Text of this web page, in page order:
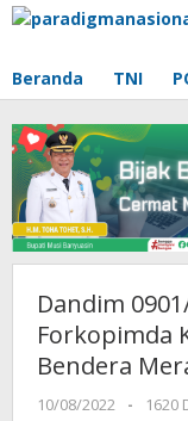
Lewati
Beranda TNI
Dandim
Forkopimda
Bendera
10/08/2022
oleh
-
1620